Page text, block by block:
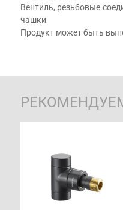
Вентиль, резьбовые
чашки
Продукт может быть